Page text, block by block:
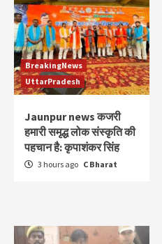
BreakingNews
UttarPradesh
Jaunpur news कजरी
हमारी समृद्ध लोक संस्कृति की
पहचान है: कृपाशंकर सिंह
3 hours ago C Bharat